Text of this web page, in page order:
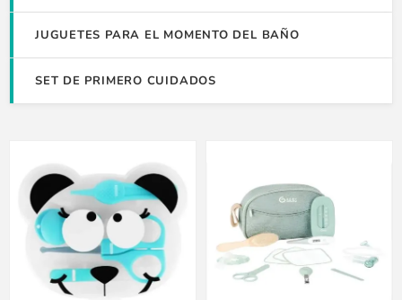
JUGUETES PARA EL MOMENTO DEL BAÑO
SET DE PRIMERO CUIDADOS